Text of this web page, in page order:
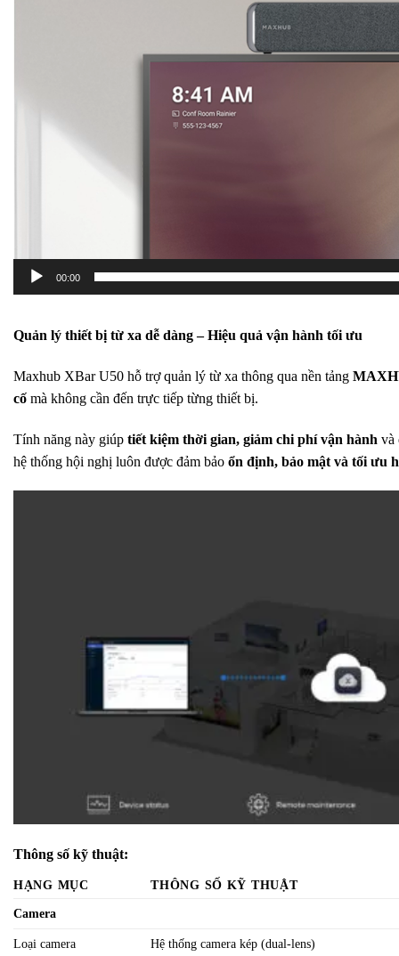
00:00
Quản lý thiết bị từ xa dễ dàng – Hiệu quả vận hành tối ưu
Maxhub XBar U50 hỗ trợ quản lý từ xa thông qua nền tảng
cố mà không cần đến trực tiếp từng thiết bị.
Tính năng này giúp tiết kiệm thời gian, giảm chi phí vận hành và
hệ thống hội nghị luôn được đảm bảo ổn định, bảo mật và tối ưu
Thông số kỹ thuật:
HẠNG MỤC
THÔNG SỐ KỸ THUẬT
Camera
Loại camera Hệ thống camera kép (dual-lens)